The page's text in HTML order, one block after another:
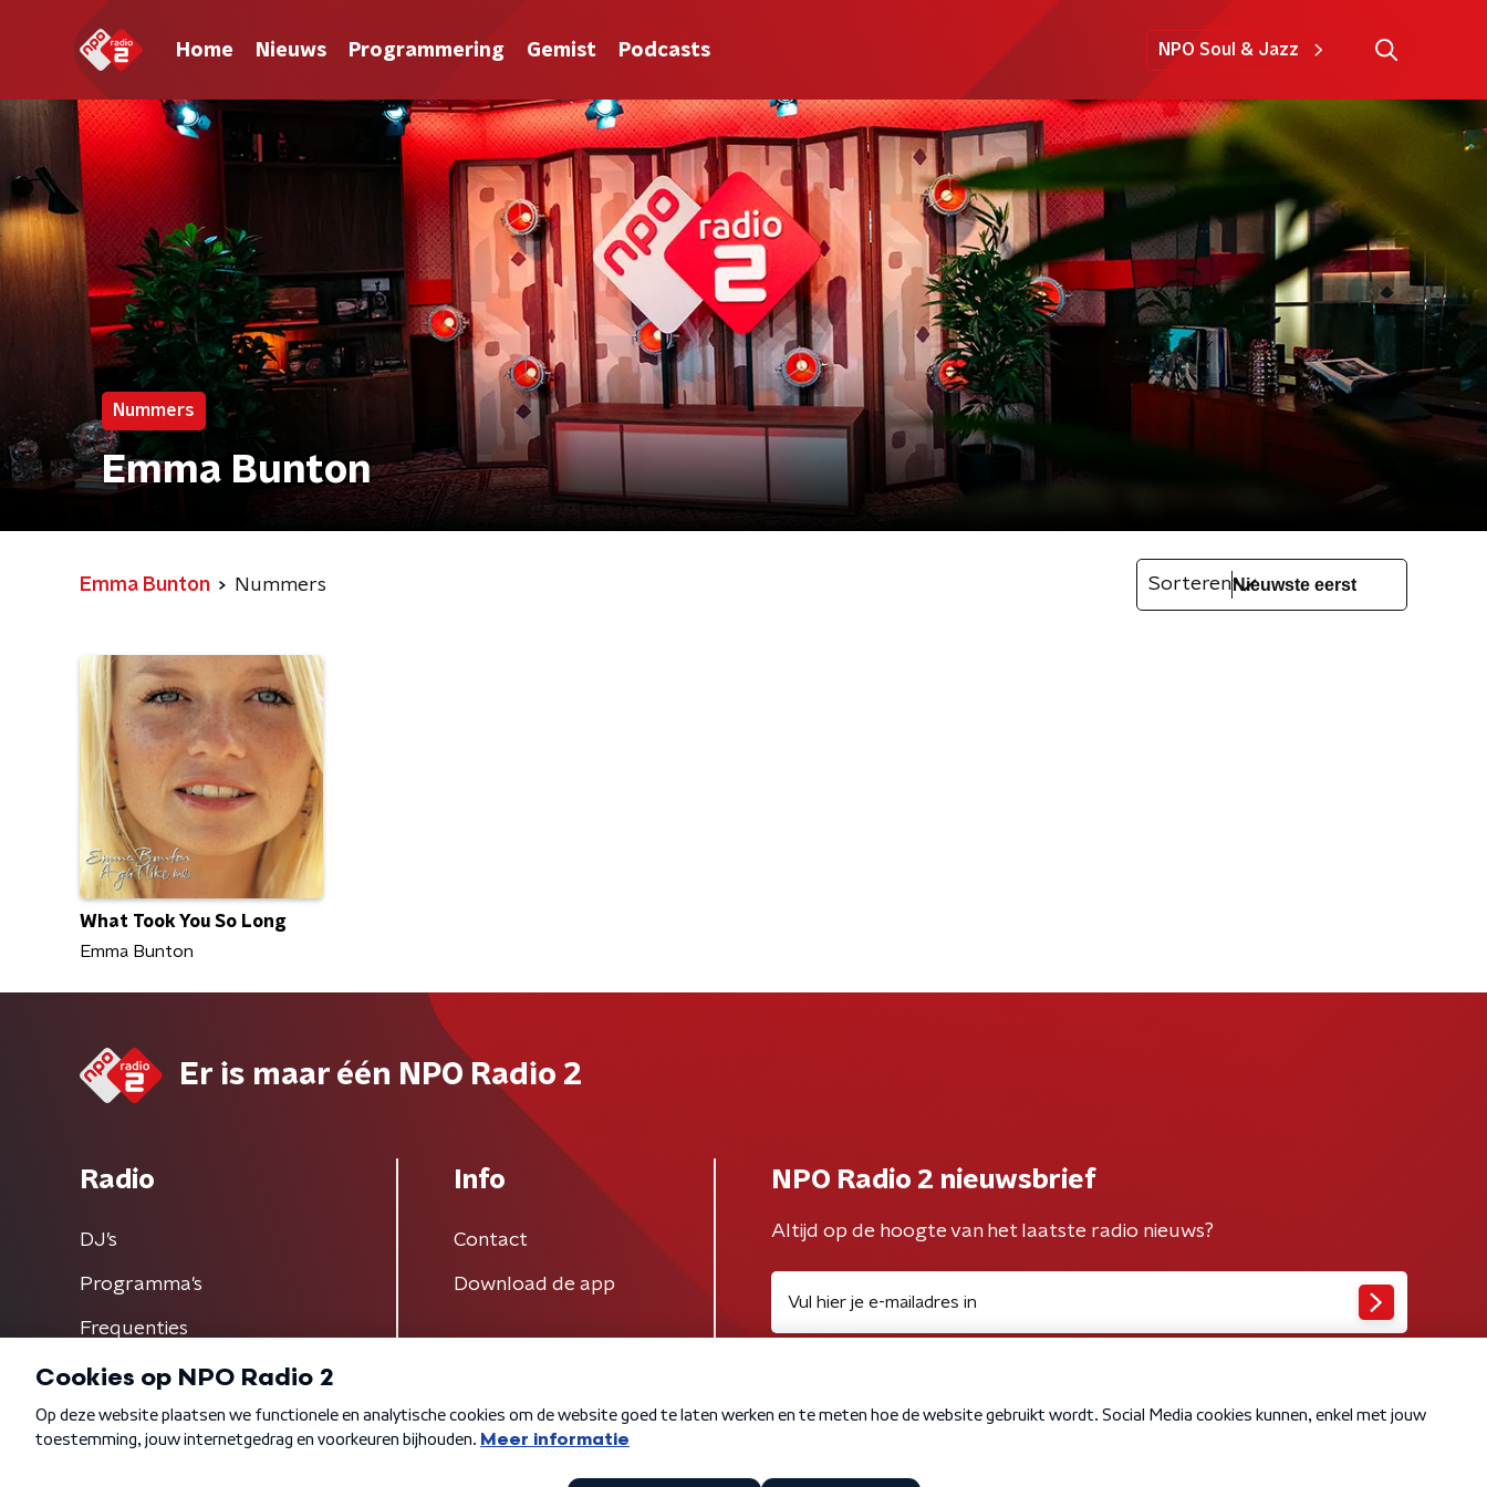
Home Nieuws Programmering Gemist Podcasts NPO Soul & Jazz
Nummers
Emma Bunton
Emma Bunton Nummers Sorteren
What Took You So Long
Emma Bunton
Er is maar één NPO Radio 2
Radio
DJ’s
Programma's
Frequenties
Info
Contact
Download de app
NPO Radio 2 nieuwsbrief
Altijd op de hoogte van het laatste radio nieuws?
Algemene voorwaarden Privacybeleid